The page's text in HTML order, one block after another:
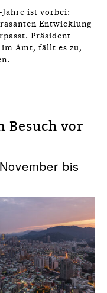
ist vorbei:
Entwicklung
Präsident
Amt, fällt es zu,
Besuch vor
bis